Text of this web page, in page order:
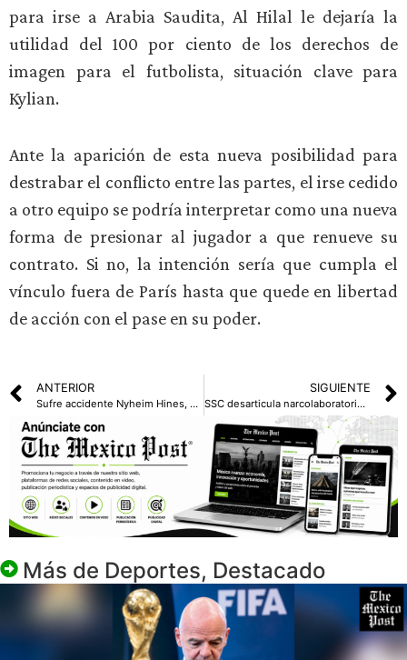
para irse a Arabia Saudita, Al Hilal le dejaría la
utilidad del 100 por ciento de los derechos de
imagen para el futbolista, situación clave para
Kylian.
Ante la aparición de esta nueva posibilidad para
destrabar el conflicto entre las partes, el irse cedido
a otro equipo se podría interpretar como una nueva
forma de presionar al jugador a que renueve su
contrato. Si no, la intención sería que cumpla el
vínculo fuera de París hasta que quede en libertad
de acción con el pase en su poder.
ANTERIOR
Sufre accidente Nyheim Hines, de los Bills, se perderá la temporada 2023
SIGUIENTE
SSC desarticula narcolaboratorio y detiene a 5 traficantes a gran escala
Más de Deportes, Destacado